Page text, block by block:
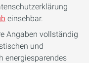
einsehbar.
Angaben vollständig
und
energiesparendes